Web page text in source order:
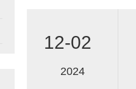
12-02
2024